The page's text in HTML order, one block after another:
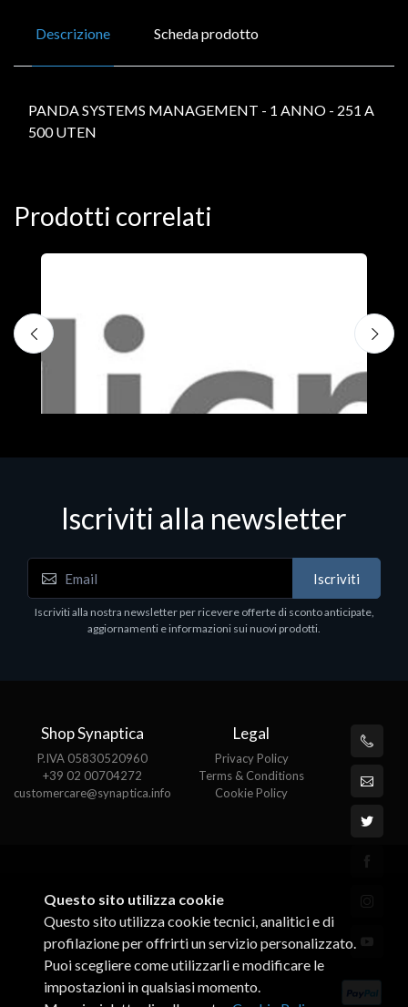
Descrizione Scheda prodotto
PANDA SYSTEMS MANAGEMENT - 1 ANNO - 251 A
500 UTEN
Prodotti correlati
Software - Office Productivity
MS OFFICE H&S 2021 ESD
Iscriviti alla newsletter
Iscriviti
Iscriviti alla nostra newsletter per ricevere offerte di sconto anticipate,
aggiornamenti e informazioni sui nuovi prodotti.
Shop Synaptica
P.IVA 05830520960
+39 02 00704272
customercare@synaptica.info
Legal
Privacy Policy
Terms & Conditions
Cookie Policy
Questo sito utilizza cookie
Questo sito utilizza cookie tecnici, analitici e di
profilazione per offrirti un servizio personalizzato.
Puoi scegliere come utilizzarli e modificare le
impostazioni in qualsiasi momento.